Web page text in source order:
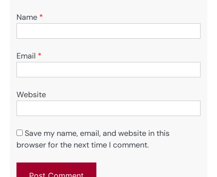
Name *
Email *
Website
Save my name, email, and website in this
browser for the next time I comment.